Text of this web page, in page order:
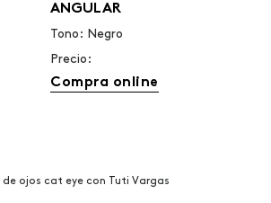
ANGULAR
Tono: Negro
Precio:
Compra online